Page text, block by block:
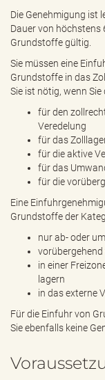
Die Genehmigung ist
Dauer von
Grundstoffe gültig.
Sie müssen eine
Grundstoffe in das
Sie ist nötig, wenn
für den
Veredelung
für das
für die aktive
für das
für die
Eine
Grundstoffe der
nur ab- oder
in einer
lagern
in das externe
Für die Einfuhr von
Sie ebenfalls keine